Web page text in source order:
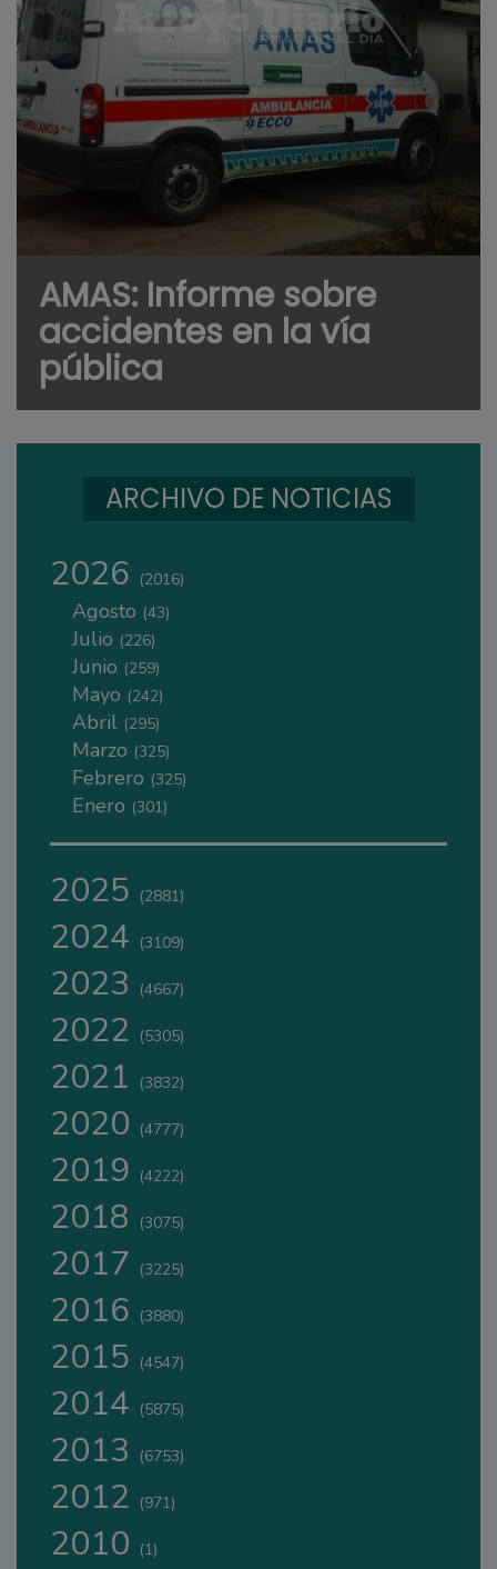
AMAS: Informe sobre
accidentes en la vía
pública
ARCHIVO DE NOTICIAS
2026 (2016)
Agosto (43)
Julio (226)
Junio (259)
Mayo (242)
Abril (295)
Marzo (325)
Febrero (325)
Enero (301)
2025 (2881)
2024 (3109)
2023 (4667)
2022 (5305)
2021 (3832)
2020 (4777)
2019 (4222)
2018 (3075)
2017 (3225)
2016 (3880)
2015 (4547)
2014 (5875)
2013 (6753)
2012 (971)
2010 (1)